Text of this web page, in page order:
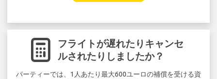
フライトが遅れたりキャンセ
ルされたりしましたか？
パーティーでは、1人あたり最大600ユーロの補償を受ける資